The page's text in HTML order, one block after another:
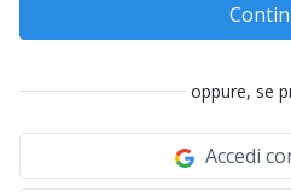
oppure, se
Accedi